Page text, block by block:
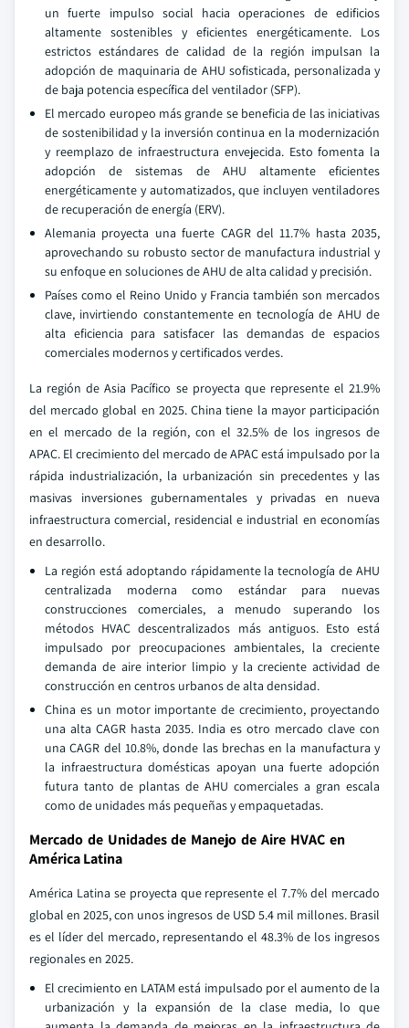
un fuerte impulso social hacia operaciones de edificios
altamente sostenibles y eficientes energéticamente. Los
estrictos estándares de calidad de la región impulsan la
adopción de maquinaria de AHU sofisticada, personalizada y
de baja potencia específica del ventilador (SFP).
El mercado europeo más grande se beneficia de las iniciativas
de sostenibilidad y la inversión continua en la modernización
y reemplazo de infraestructura envejecida. Esto fomenta la
adopción de sistemas de AHU altamente eficientes
energéticamente y automatizados, que incluyen ventiladores
de recuperación de energía (ERV).
Alemania proyecta una fuerte CAGR del 11.7% hasta 2035,
aprovechando su robusto sector de manufactura industrial y
su enfoque en soluciones de AHU de alta calidad y precisión.
Países como el Reino Unido y Francia también son mercados
clave, invirtiendo constantemente en tecnología de AHU de
alta eficiencia para satisfacer las demandas de espacios
comerciales modernos y certificados verdes.
La región de Asia Pacífico se proyecta que represente el 21.9%
del mercado global en 2025. China tiene la mayor participación
en el mercado de la región, con el 32.5% de los ingresos de
APAC. El crecimiento del mercado de APAC está impulsado por la
rápida industrialización, la urbanización sin precedentes y las
masivas inversiones gubernamentales y privadas en nueva
infraestructura comercial, residencial e industrial en economías
en desarrollo.
La región está adoptando rápidamente la tecnología de AHU
centralizada moderna como estándar para nuevas
construcciones comerciales, a menudo superando los
métodos HVAC descentralizados más antiguos. Esto está
impulsado por preocupaciones ambientales, la creciente
demanda de aire interior limpio y la creciente actividad de
construcción en centros urbanos de alta densidad.
China es un motor importante de crecimiento, proyectando
una alta CAGR hasta 2035. India es otro mercado clave con
una CAGR del 10.8%, donde las brechas en la manufactura y
la infraestructura domésticas apoyan una fuerte adopción
futura tanto de plantas de AHU comerciales a gran escala
como de unidades más pequeñas y empaquetadas.
Mercado de Unidades de Manejo de Aire HVAC en
América Latina
América Latina se proyecta que represente el 7.7% del mercado
global en 2025, con unos ingresos de USD 5.4 mil millones. Brasil
es el líder del mercado, representando el 48.3% de los ingresos
regionales en 2025.
El crecimiento en LATAM está impulsado por el aumento de la
urbanización y la expansión de la clase media, lo que